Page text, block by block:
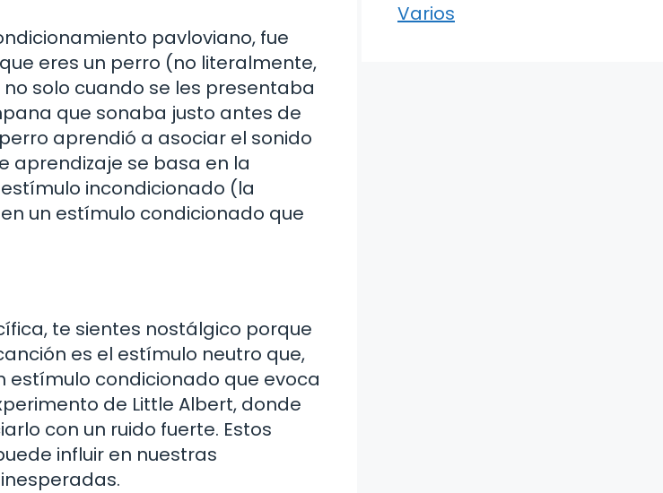
pavloviano, fue
eres un perro (no literalmente,
solo cuando se les presentaba
que sonaba justo antes de
aprendió a asociar el sonido
aprendizaje se basa en la
incondicionado (la
un estímulo condicionado que
te sientes nostálgico porque
es el estímulo neutro que,
estímulo condicionado que evoca
de Little Albert, donde
con un ruido fuerte. Estos
influir en nuestras
Varios